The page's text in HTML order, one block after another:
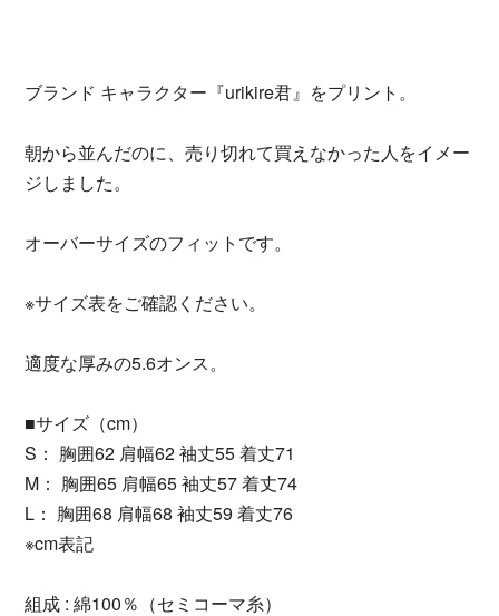
ブランド キャラクター『urikire君』をプリント。
朝から並んだのに、売り切れて買えなかった人をイメー
ジしました。
オーバーサイズのフィットです。
※サイズ表をご確認ください。
適度な厚みの5.6オンス。
■サイズ（cm）
S： 胸囲62 肩幅62 袖丈55 着丈71
M： 胸囲65 肩幅65 袖丈57 着丈74
L： 胸囲68 肩幅68 袖丈59 着丈76
※cm表記
組成 : 綿100％（セミコーマ糸）